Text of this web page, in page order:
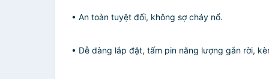
• An toàn tuyệt đối, không sợ cháy nổ.
• Dễ dàng lắp đặt, tấm pin năng lượng gắn rời,